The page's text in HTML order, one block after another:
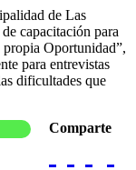
de Las
capacitación para
propia Oportunidad”,
para entrevistas
dificultades que
Comparte